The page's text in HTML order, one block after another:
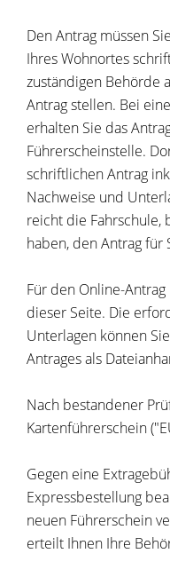
Den Antrag müssen
Ihres Wohnortes
zuständigen Behörde
Antrag stellen. Bei
erhalten Sie das
Führerscheinstelle.
schriftlichen Antrag
Nachweise und
reicht die Fahrschule,
haben, den Antrag für
Für den Online-
dieser Seite. Die
Unterlagen können
Antrages als
Nach bestandener
Kartenführerschein
Gegen eine
Expressbestellung bea
neuen Führerschein
erteilt Ihnen Ihre